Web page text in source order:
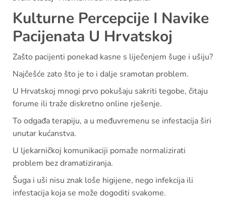
Kulturne Percepcije I Navike
Pacijenata U Hrvatskoj
Zašto pacijenti ponekad kasne s liječenjem šuge i ušiju?
Najčešće zato što je to i dalje sramotan problem.
U Hrvatskoj mnogi prvo pokušaju sakriti tegobe, čitaju
forume ili traže diskretno online rješenje.
To odgađa terapiju, a u međuvremenu se infestacija širi
unutar kućanstva.
U ljekarničkoj komunikaciji pomaže normalizirati
problem bez dramatiziranja.
Šuga i uši nisu znak loše higijene, nego infekcija ili
infestacija koja se može dogoditi svakome.